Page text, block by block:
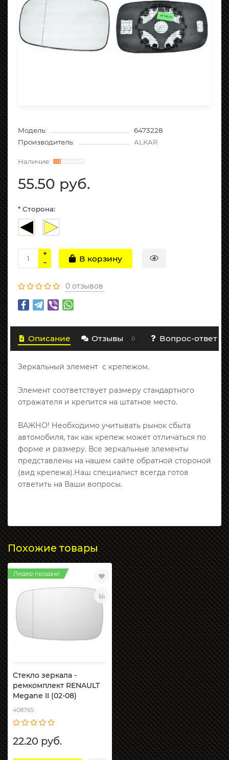
Модель:
6473228
Производитель:
ALKAR
55.50 руб.
* Сторона:
В корзину
0 отзывов
Описание Отзывы 0 Вопрос-ответ 0
Зеркальный элемент с крепежом.
Элемент соответствует размеру стандартного
отражателя и крепится на штатное место.
ВАЖНО! Необходимо учитывать рынок сбыта
автомобиля, так как крепеж может отличаться по
форме и размеру. Все зеркальные элементы
представлены на нашем сайте обратной стороной
(вид крепежа).Наш специалист всегда готов
ответить на Ваши вопросы.
Похожие товары
Лидер продаж!
Стекло зеркала -
ремкомплект RENAULT
Megane II (02-08)
408765
22.20 руб.